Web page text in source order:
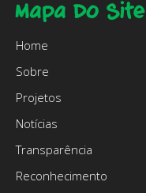
Mapa Do Site
Home
Sobre
Projetos
Notícias
Transparência
Reconhecimento